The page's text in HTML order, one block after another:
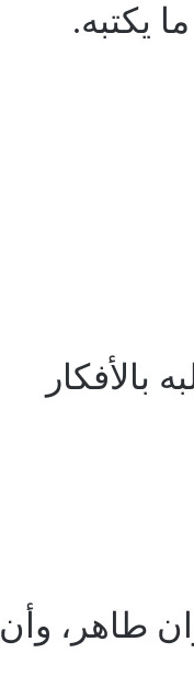
يكتبه.
بالأفكار
طاهر، وأن